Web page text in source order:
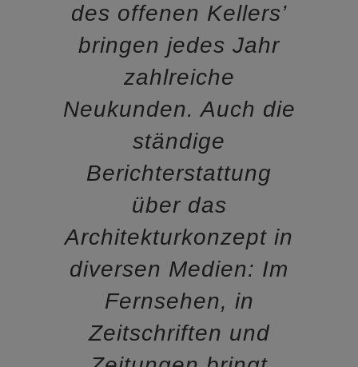
des offenen Kellers’
bringen jedes Jahr
zahlreiche
Neukunden. Auch die
ständige
Berichterstattung
über das
Architekturkonzept in
diversen Medien: Im
Fernsehen, in
Zeitschriften und